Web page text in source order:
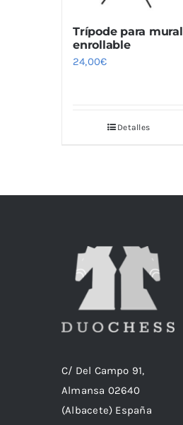
Trípode para mural
enrollable
24,00€
Detalles
C/ Del Campo 91,
Almansa 02640
(Albacete) España